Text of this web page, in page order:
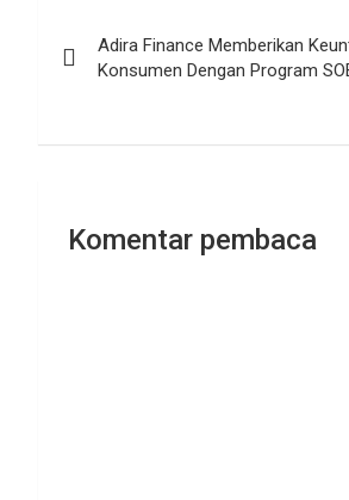
pos
Adira Finance Memberikan
Konsumen Dengan Program
Komentar pembaca